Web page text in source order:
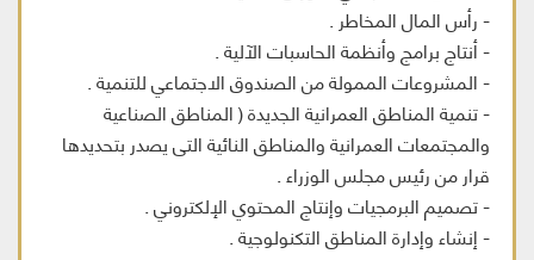
- رأس المال المخاطر .
- أنتاج برامج وأنظمة الحاسبات الآلية .
- المشروعات الممولة من الصندوق الاجتماعي للتنمية .
- تنمية المناطق العمرانية الجديدة ( المناطق الصناعية
والمجتمعات العمرانية والمناطق النائية التى يصدر بتحديدها
قرار من رئيس مجلس الوزراء .
- تصميم البرمجيات وإنتاج المحتوي الإلكتروني .
- إنشاء وإدارة المناطق التكنولوجية .